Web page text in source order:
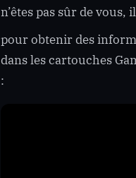
n’êtes pas sûr de
pour obtenir des
dans les cartouches
: